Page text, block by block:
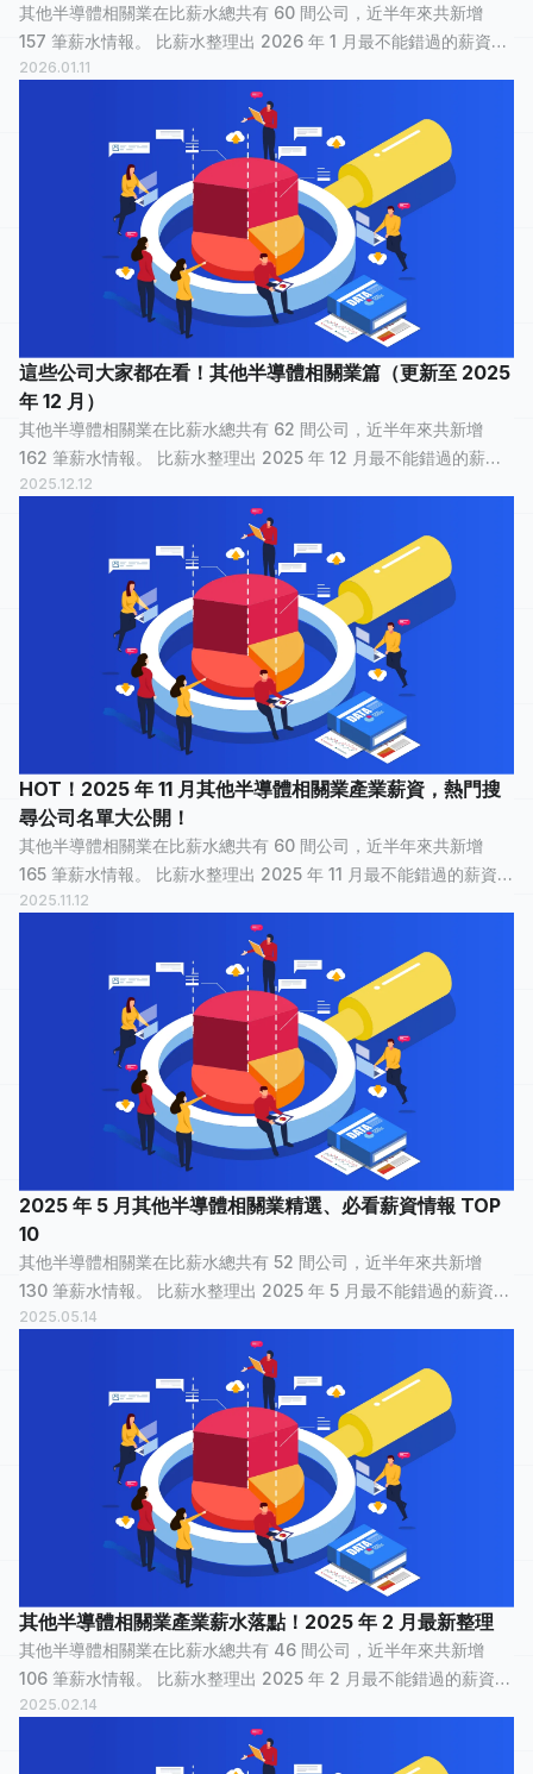
其他半導體相關業在比薪水總共有 60 間公司，近半年來共新增
157 筆薪水情報。 比薪水整理出 2026 年 1 月最不能錯過的薪資情
報，讓正在物色新工作的大家，可以快速了解其他半導體相關業
2026.01.11
這些公司大家都在看！其他半導體相關業篇（更新至 2025
年 12 月）
其他半導體相關業在比薪水總共有 62 間公司，近半年來共新增
162 筆薪水情報。 比薪水整理出 2025 年 12 月最不能錯過的薪資
情報，讓正在物色新工作的大家，可以快速了解其他半導體相關業
2025.12.12
HOT！2025 年 11 月其他半導體相關業產業薪資，熱門搜
尋公司名單大公開！
其他半導體相關業在比薪水總共有 60 間公司，近半年來共新增
165 筆薪水情報。 比薪水整理出 2025 年 11 月最不能錯過的薪資情
報，讓正在物色新工作的大家，可以快速了解其他半導體相關業
2025.11.12
2025 年 5 月其他半導體相關業精選、必看薪資情報 TOP
10
其他半導體相關業在比薪水總共有 52 間公司，近半年來共新增
130 筆薪水情報。 比薪水整理出 2025 年 5 月最不能錯過的薪資情
報，讓正在物色新工作的大家，可以快速了解其他半導體相關業
2025.05.14
其他半導體相關業產業薪水落點！2025 年 2 月最新整理
其他半導體相關業在比薪水總共有 46 間公司，近半年來共新增
106 筆薪水情報。 比薪水整理出 2025 年 2 月最不能錯過的薪資情
報，讓正在物色新工作的大家，可以快速了解其他半導體相關業
2025.02.14